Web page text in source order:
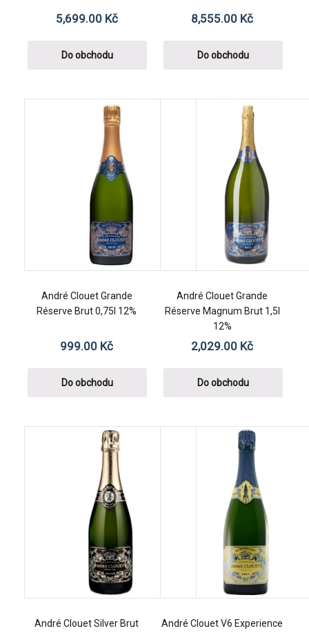
5,699.00 Kč
Do obchodu
8,555.00 Kč
Do obchodu
André Clouet Grande
Réserve Brut 0,75l 12%
999.00 Kč
Do obchodu
André Clouet Grande
Réserve Magnum Brut 1,5l
12%
2,029.00 Kč
Do obchodu
André Clouet Silver Brut
André Clouet V6 Experience